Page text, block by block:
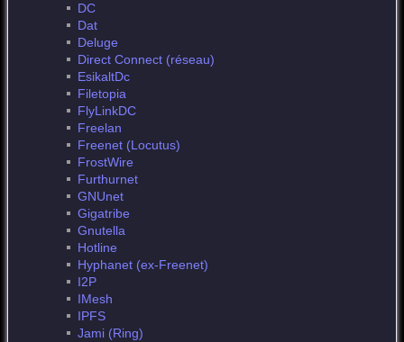
DC
Dat
Deluge
Direct Connect (réseau)
EsikaltDc
Filetopia
FlyLinkDC
Freelan
Freenet (Locutus)
FrostWire
Furthurnet
GNUnet
Gigatribe
Gnutella
Hotline
Hyphanet (ex-Freenet)
I2P
IMesh
IPFS
Jami (Ring)